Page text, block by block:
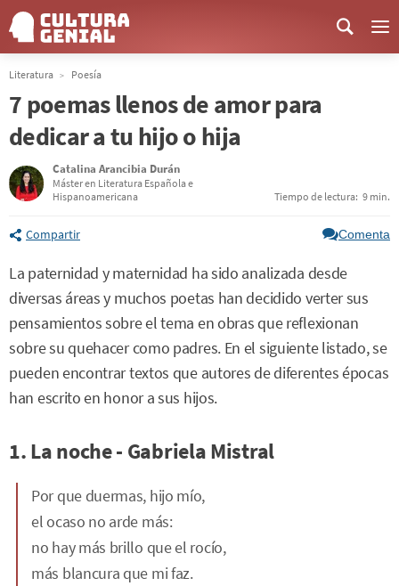
Literatura Poesía
7 poemas llenos de amor para
dedicar a tu hijo o hija
Catalina Arancibia Durán
Máster en Literatura Española e
Hispanoamericana
Tiempo de lectura: 9 min.
Compartir Comenta
La paternidad y maternidad ha sido analizada desde
diversas áreas y muchos poetas han decidido verter sus
pensamientos sobre el tema en obras que reflexionan
sobre su quehacer como padres. En el siguiente listado, se
pueden encontrar textos que autores de diferentes épocas
han escrito en honor a sus hijos.
1. La noche - Gabriela Mistral
Por que duermas, hijo mío,
el ocaso no arde más:
no hay más brillo que el rocío,
más blancura que mi faz.